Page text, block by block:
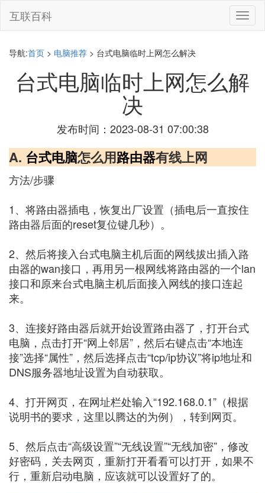
切
换
互联百科
导航:首页 > 电脑推荐 > 台式电脑临时上网怎么解决
台式电脑临时上网怎么解
决
发布时间：2023-08-31 07:00:38
A. 台式电脑怎么用路由器有线上网
方法/步骤
1、将路由器插电，恢复出厂设置（插电后一直按住
路由器后面的reset复位键几秒）。
2、然后将接入台式电脑主机后面的网线拔出插入路
由器的wan接口，再用另一根网线将路由器的一个lan
接口和原来台式电脑主机后面接入网线的接口连起
来。
3、连接好路由器后就开始设置路由器了，打开台式
电脑，点击打开“网上邻居”，然后右键点击“本地连
接”选择“属性”，然后选择点击“tcp/ip协议”将ip地址和
DNS服务器地址设置为自动获取。
4、打开网页，在网址栏处输入“192.168.0.1”（根据
说明书的要求，这里以腾达的为例），转到网页。
5、然后点击“高级设置”“无线设置”“无线加密”，修改
好密码，关去网页，重新打开看看可以打开，如果不
行，重新启动电脑，应该就可以设置好了的。